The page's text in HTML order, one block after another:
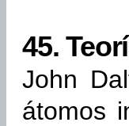
45.
John
átomos